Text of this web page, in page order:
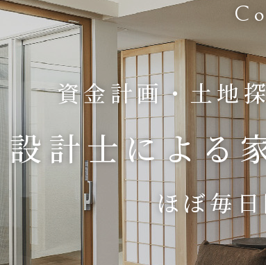
資金計画・土地
設計士による
ほぼ毎